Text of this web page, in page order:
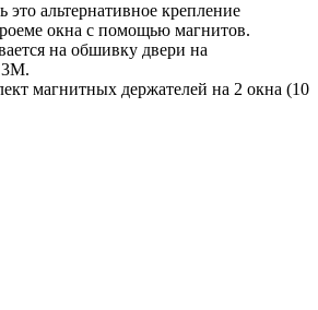
альтернативное крепление
окна с помощью магнитов.
на обшивку двери на
3М.
магнитных держателей на 2 окна (10